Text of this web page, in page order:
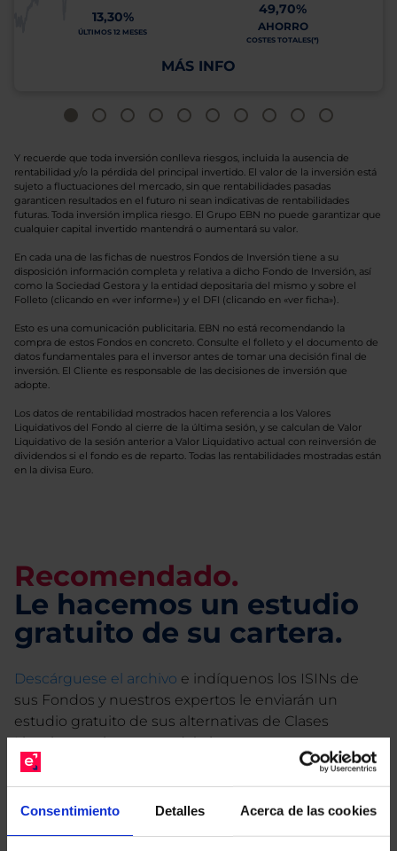
Consentimiento Detalles Acerca de las cookies
13,30%
ÚLTIMOS 12 MESES
49,70%
AHORRO
COSTES TOTALES(*)
MÁS INFO
Y recuerde que toda inversión conlleva riesgos, incluida la ausencia de
rentabilidad y/o la pérdida del principal invertido. El valor de la inversión está
sujeto a fluctuaciones del mercado, sin que rentabilidades pasadas
garanticen resultados en el futuro ni sean indicativas de rentabilidades
futuras. Toda inversión implica riesgo. El Grupo EBN no puede garantizar que
cualquier capital invertido mantendrá o aumentará su valor.
En cada una de las fichas de nuestros Fondos de Inversión tiene a su
disposición información completa y relativa a dicho Fondo de Inversión, así
como la Sociedad Gestora y la entidad depositaria del mismo y sobre el
Folleto (clicando en «ver informe») y el DFI (clicando en «ver ficha»).
Esto es una comunicación publicitaria. EBN no está recomendando la
compra de estos Fondos en concreto. Consulte el folleto y el documento de
datos fundamentales para el inversor antes de tomar una decisión final de
inversión. El Cliente es responsable de las decisiones de inversión que
adopte.
Los datos de rentabilidad mostrados hacen referencia a los Valores
Liquidativos del Fondo al cierre de la última sesión, y se calculan de Valor
Liquidativo de la sesión anterior a Valor Liquidativo actual con reinversión de
dividendos si el fondo es de reparto. Todas las rentabilidades mostradas están
en la divisa Euro.
Recomendado.
Le hacemos un estudio
gratuito de su cartera.
Descárguese el archivo e indíquenos los ISINs de
sus Fondos y nuestros expertos le enviarán un
estudio gratuito de sus alternativas de Clases
Limpias con las que podrá ahorrar en sus costes.